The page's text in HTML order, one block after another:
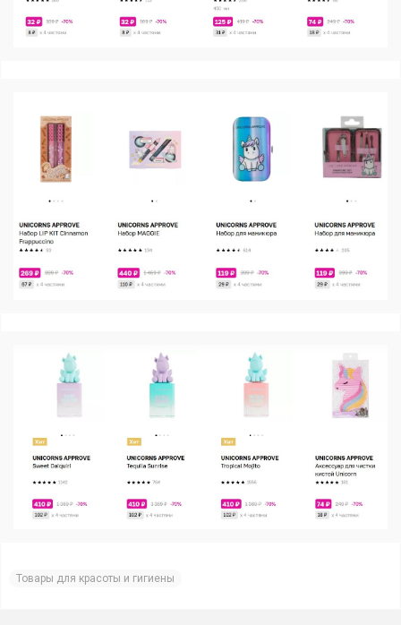
Товары для красоты и гигиены